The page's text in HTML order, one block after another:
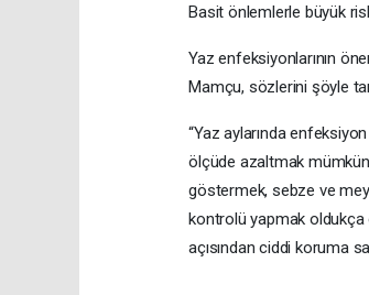
Basit önlemlerle büyük
Yaz enfeksiyonlarının
Mamçu, sözlerini şöyle
“Yaz aylarında
ölçüde azaltmak
göstermek, sebze ve
kontrolü yapmak oldukça
açısından ciddi koruma